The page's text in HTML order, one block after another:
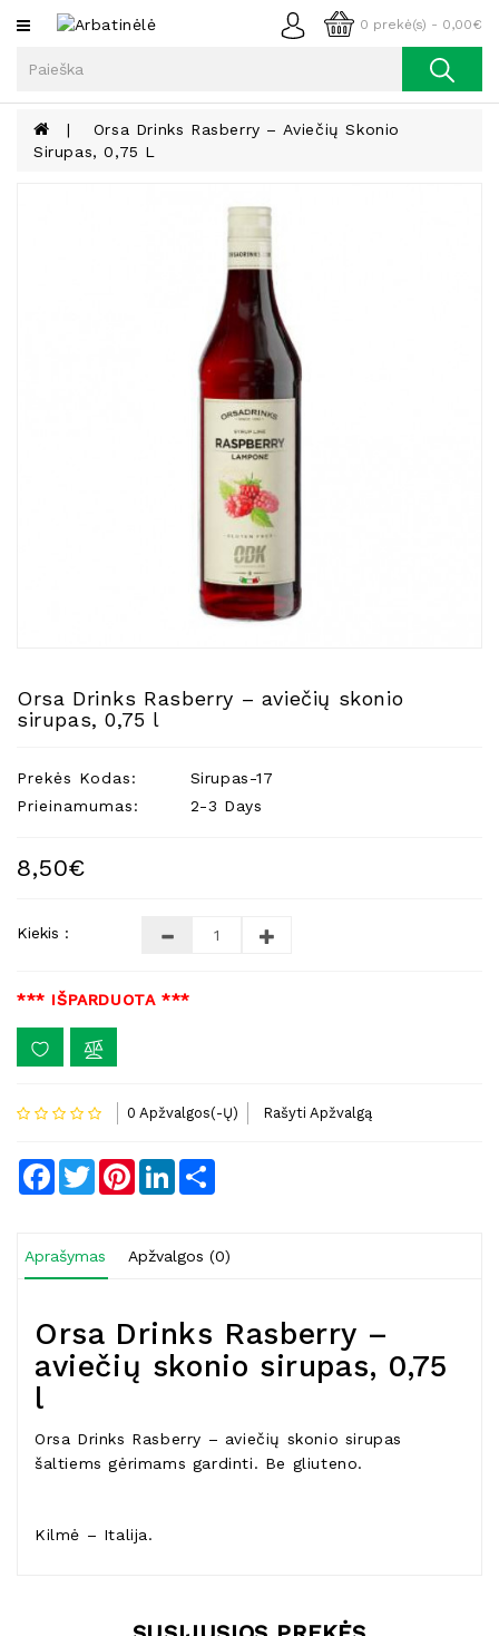
0 prekė(s) - 0,00€
Kategorijos
Kava
Prieskoniai
Kosmetika
Kūdikiams
Reikalai
Dovanos
Orsa Drinks Rasberry – Aviečių Skonio
Sirupas, 0,75 L
Orsa Drinks Rasberry – aviečių skonio
sirupas, 0,75 l
Prekės Kodas:
Sirupas-17
Prieinamumas:
2-3 Days
8,50€
Kiekis :
*** IŠPARDUOTA ***
0 Apžvalgos(-Ų) Rašyti Apžvalgą
Facebook
TwitterPinterestLinkedIn
Aprašymas Apžvalgos (0)
Orsa Drinks Rasberry –
aviečių skonio sirupas, 0,75
l
Orsa Drinks Rasberry – aviečių skonio sirupas
šaltiems gėrimams gardinti. Be gliuteno.
Kilmė – Italija.